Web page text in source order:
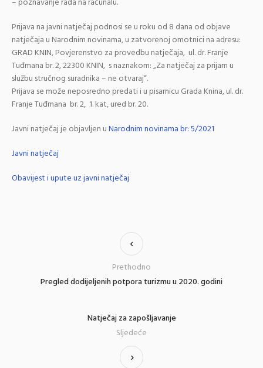
– poznavanje rada na računalu.
Prijava na javni natječaj podnosi se u roku od 8 dana od objave
natječaja u Narodnim novinama, u zatvorenoj omotnici na adresu:
GRAD KNIN, Povjerenstvo za provedbu natječaja, ul. dr. Franje
Tuđmana br. 2, 22300 KNIN, s naznakom: „Za natječaj za prijam u
službu stručnog suradnika – ne otvaraj“.
Prijava se može neposredno predati i u pisarnicu Grada Knina, ul. dr.
Franje Tuđmana br. 2, 1. kat, ured br. 20.
Javni natječaj je objavljen uNarodnim novinama br: 5/2021
Javni natječaj
Obavijest i upute uz javni natječaj
Pregled dodijeljenih potpora turizmu u 2020. godini
Prethodno
Natječaj za zapošljavanje
Sljedeće